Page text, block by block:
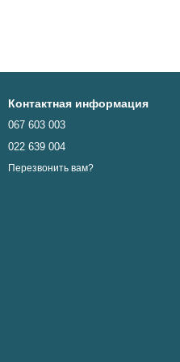
Контактная информация
067 603 003
022 639 004
Перезвонить вам?